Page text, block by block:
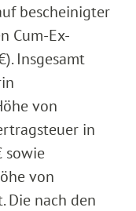
bescheinigter
Cum-Ex-
Insgesamt
von
in
sowie
von
Die nach den